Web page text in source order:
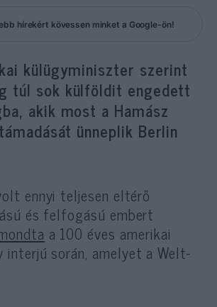
hírekért kövessen minket a Google-ön!
külügyminiszter szerint
túl sok külföldit engedett
akik most a Hamász
ünneplik Berlin
ennyi teljesen eltérő
és felfogású embert
a 100 éves amerikai
során, amelyet a Welt-